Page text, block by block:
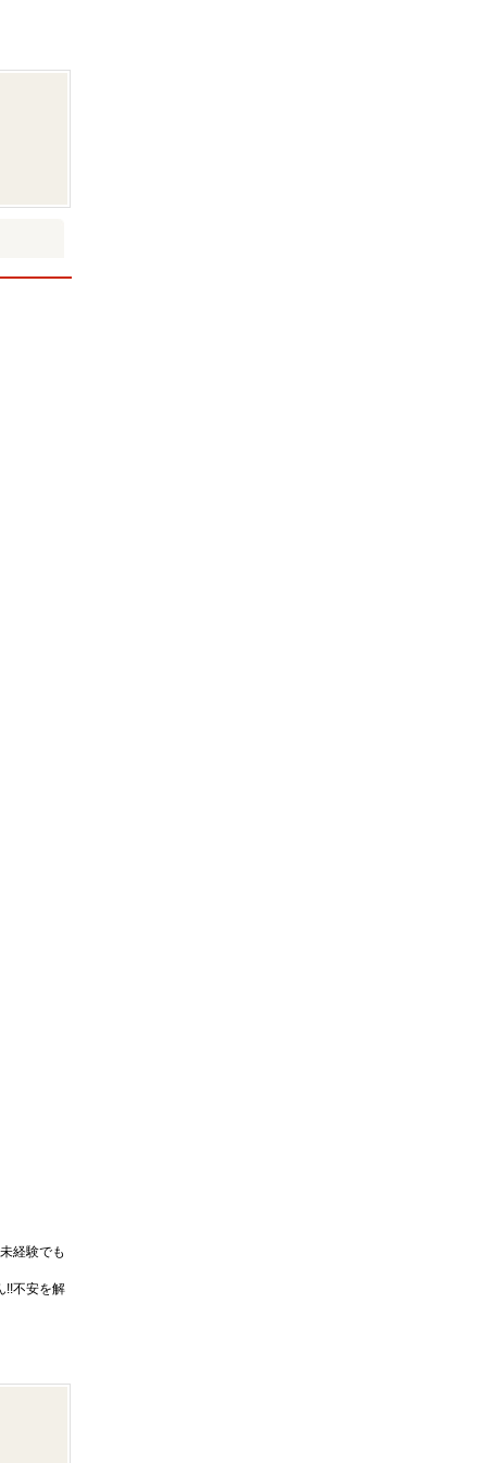
経験でも
!!不安を解